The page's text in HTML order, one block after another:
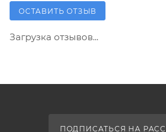
ОСТАВИТЬ ОТЗЫВ
Загрузка отзывов...
ПОДПИСАТЬСЯ НА